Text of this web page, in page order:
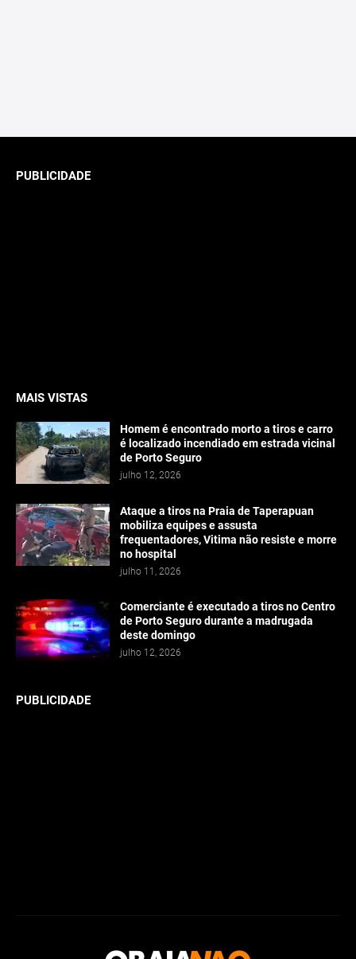
PUBLICIDADE
MAIS VISTAS
Homem é encontrado morto a tiros e carro
é localizado incendiado em estrada vicinal
de Porto Seguro
julho 12, 2026
Ataque a tiros na Praia de Taperapuan
mobiliza equipes e assusta
frequentadores, Vitima não resiste e morre
no hospital
julho 11, 2026
Comerciante é executado a tiros no Centro
de Porto Seguro durante a madrugada
deste domingo
julho 12, 2026
PUBLICIDADE